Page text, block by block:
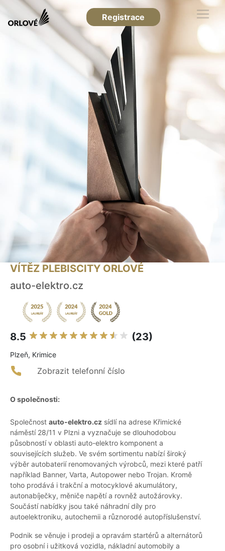
Registrace
VÍTĚZ PLEBISCITY ORLOVÉ
auto-elektro.cz
8.5 (23)
Plzeň, Krimice
Zobrazit telefonní číslo
O společnosti:
Společnost auto-elektro.cz sídlí na adrese Křimické
náměstí 28/11 v Plzni a vyznačuje se dlouhodobou
působností v oblasti auto-elektro komponent a
souvisejících služeb. Ve svém sortimentu nabízí široký
výběr autobaterií renomovaných výrobců, mezi které patří
například Banner, Varta, Autopower nebo Trojan. Kromě
toho prodává i trakční a motocyklové akumulátory,
autonabíječky, měniče napětí a rovněž autožárovky.
Součástí nabídky jsou také náhradní díly pro
autoelektroniku, autochemii a různorodé autopříslušenství.
Podnik se věnuje i prodeji a opravám startérů a alternátorů
pro osobní i užitková vozidla, nákladní automobily a